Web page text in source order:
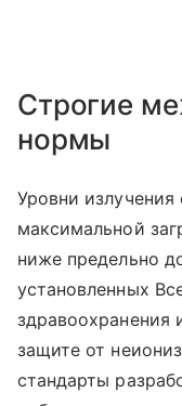
Строгие
нормы
Уровни
максимальной
ниже предельно
установленных
защите от
стандарты